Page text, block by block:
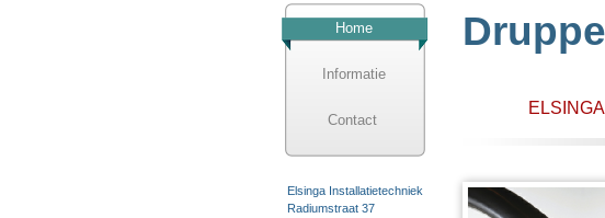
Home
Informatie
Contact
Elsinga Installatietechniek
Radiumstraat 37